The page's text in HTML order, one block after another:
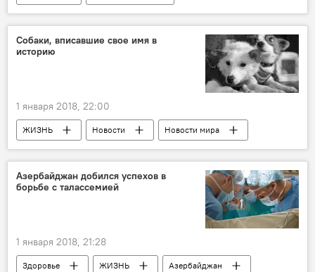
Происшествия
Новости
Гахский район
Самоубийство
Девушка
Собаки, вписавшие свое имя в
историю
1 января 2018, 22:00
ЖИЗНЬ Новости Новости мира
Азербайджан добился успехов в
борьбе с талассемией
1 января 2018, 21:28
Здоровье ЖИЗНЬ
Азербайджан